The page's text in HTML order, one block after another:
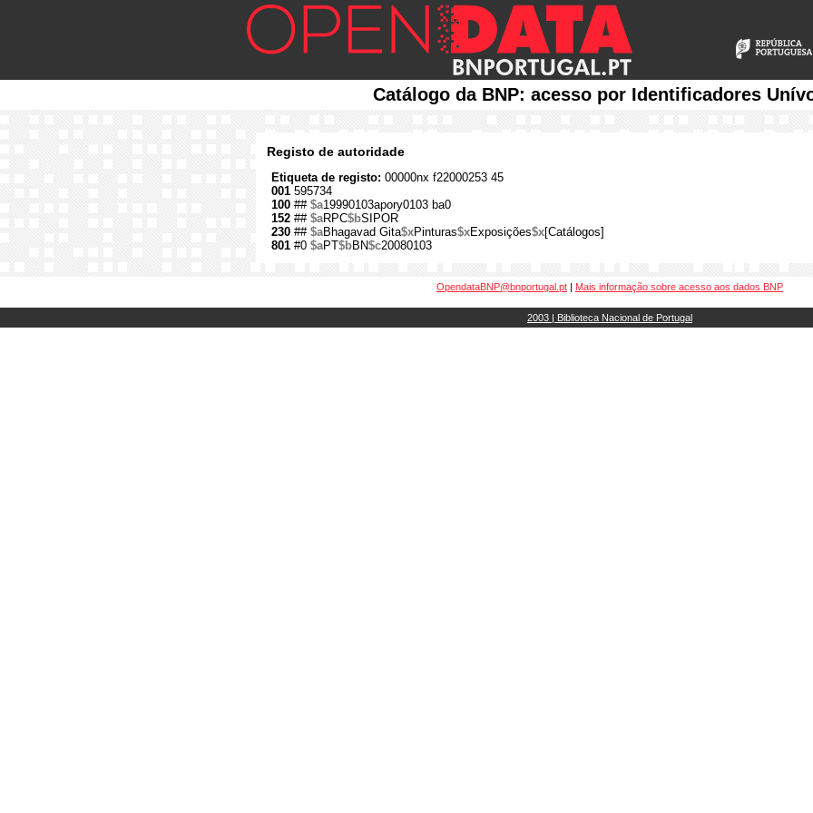
Catálogo da BNP: acesso por Identificadores
Registo de autoridade
Etiqueta de registo: 00000nx f22000253 45
001 595734
100 ## $a19990103apory0103 ba0
152 ## $aRPC$bSIPOR
230 ## $aBhagavad Gita$xPinturas$xExposições$x[Catálogos]
801 #0 $aPT$bBN$c20080103
OpendataBNP@bnportugal.pt | Mais informação sobre acesso aos dados BNP
2003 | Biblioteca Nacional de Portugal